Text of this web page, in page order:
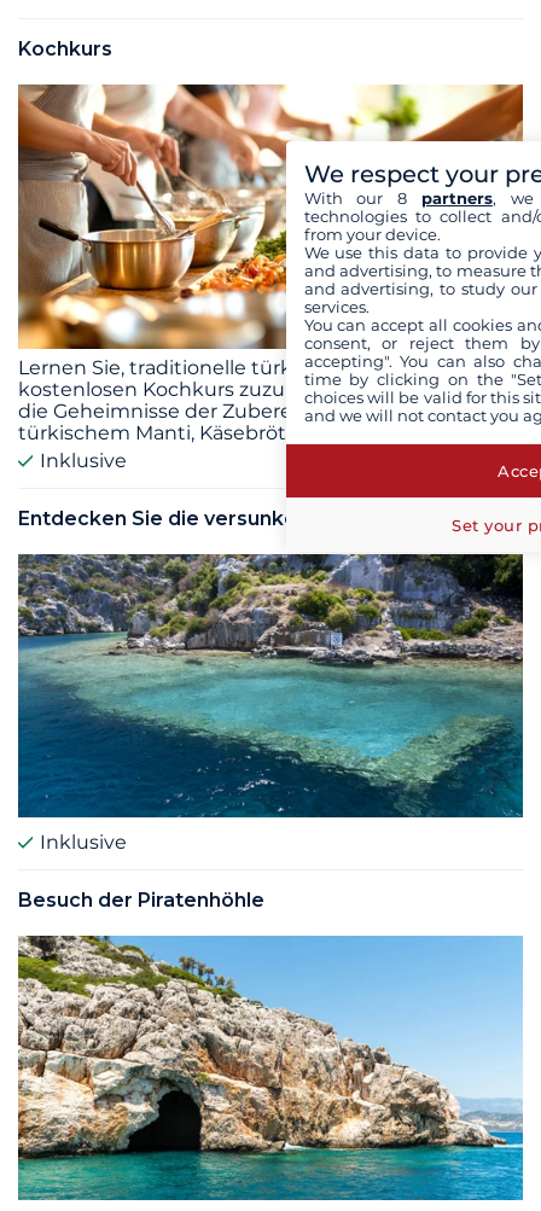
Kochkurs
Lernen Sie, traditionelle türkische Gerichte in einem
kostenlosen Kochkurs zuzubereiten! Entdecken Sie
die Geheimnisse der Zubereitung von köstlichem
türkischem Manti, Käsebrötchen und Löffelsalat.
Inklusive
Entdecken Sie die versunkene Stadt Kekova
Inklusive
Besuch der Piratenhöhle
We respect your
With our 8 partners, we
technologies to collect
from your device.
We use this data to provide
and advertising, to measure
and advertising, to study
services.
You can accept all cookies
consent, or reject them
accepting". You can also
time by clicking on the
choices will be valid for this
and we will not contact you
Set your